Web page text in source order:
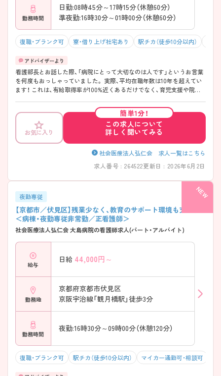
勤務時間
日勤:08時45分～17時15分（休憩60分）
準夜勤:16時30分～01時00分（休憩60分）
復職・ブランク可 寮・借り上げ社宅あり 駅チカ（徒歩10分以内）
看護部長とお話した際、「病院にとって大切なのは人です」というお言葉
を何度もおっしゃっていました。 実際、平均在職年数は10年を超えてい
ます！ これは、有給取得率が100%近くあるだけでなく、育児支援や院内
お気に入り
簡単1分！
この求人について
詳しく聞いてみる
社会医療法人弘仁会 求人一覧はこちら
求人番号 : 264522更新日 : 2026年6月2日
夜勤専従
【京都市／伏見区】残業少なく、教育のサポート環境も充実♪
＜病棟・夜勤専従非常勤／正看護師＞
社会医療法人弘仁会 大島病院の看護師求人(パート・アルバイト)
給与
日給 44,000円～
勤務地
京都府京都市伏見区
京阪宇治線「観月橋駅」徒歩3分
勤務時間
夜勤:16時30分～09時00分（休憩120分）
復職・ブランク可 駅チカ（徒歩10分以内） マイカー通勤可・相談可